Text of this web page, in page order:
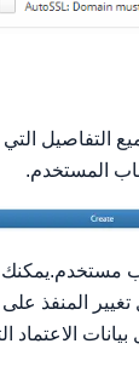
التفاصيل
المستخدم.